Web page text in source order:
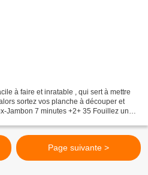
à faire et inratable , qui sert à mettre
sortez vos planche à découper et
Jambon 7 minutes +2+ 35 Fouillez un
Page suivante >